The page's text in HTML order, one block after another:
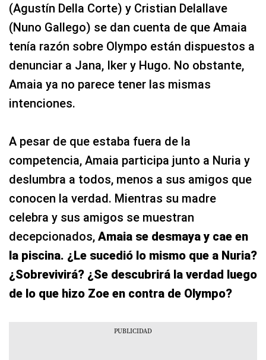
(Agustín Della Corte) y Cristian Delallave
(Nuno Gallego) se dan cuenta de que Amaia
tenía razón sobre Olympo están dispuestos a
denunciar a Jana, Iker y Hugo. No obstante,
Amaia ya no parece tener las mismas
intenciones.
A pesar de que estaba fuera de la
competencia, Amaia participa junto a Nuria y
deslumbra a todos, menos a sus amigos que
conocen la verdad. Mientras su madre
celebra y sus amigos se muestran
decepcionados, Amaia se desmaya y cae en
la piscina. ¿Le sucedió lo mismo que a Nuria?
¿Sobrevivirá? ¿Se descubrirá la verdad luego
de lo que hizo Zoe en contra de Olympo?